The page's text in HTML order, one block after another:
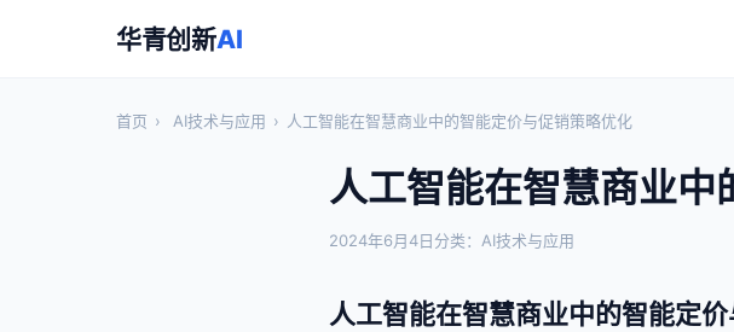
华青创新AI
首页 › AI技术与应用 › 人工智能在智慧商业中的智能定价与促销策略优化
人工智能在智慧商业
2024年6月4日分类：AI技术与应用
人工智能在智慧商业中的智能定